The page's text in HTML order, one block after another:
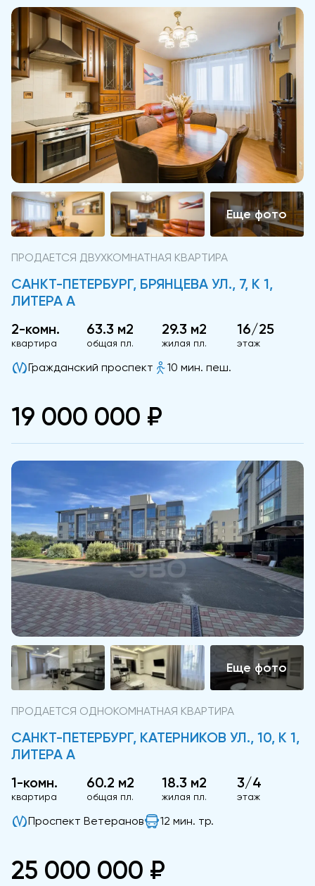
ПРОДАЕТСЯ ДВУХКОМНАТНАЯ КВАРТИРА
САНКТ-ПЕТЕРБУРГ, БРЯНЦЕВА УЛ., 7, К 1,
ЛИТЕРА А
2-комн.
квартира
63.3 м2
общая пл.
29.3 м2
жилая пл.
16/25
этаж
Гражданский проспект 10 мин. пеш.
19 000 000 ₽
ПРОДАЕТСЯ ОДНОКОМНАТНАЯ КВАРТИРА
САНКТ-ПЕТЕРБУРГ, КАТЕРНИКОВ УЛ., 10, К 1,
ЛИТЕРА А
1-комн.
квартира
60.2 м2
общая пл.
18.3 м2
жилая пл.
3/4
этаж
Проспект Ветеранов 12 мин. тр.
25 000 000 ₽